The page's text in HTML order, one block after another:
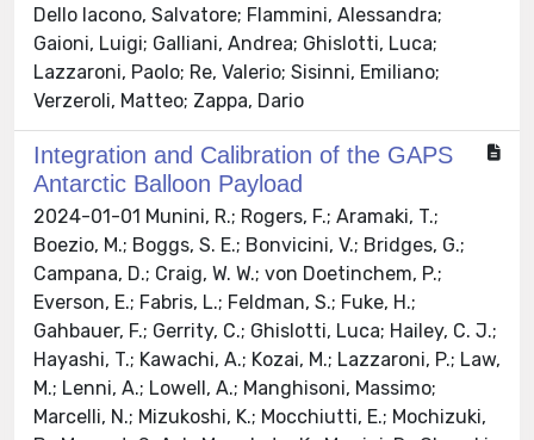
Dello Iacono, Salvatore; Flammini, Alessandra;
Gaioni, Luigi; Galliani, Andrea; Ghislotti, Luca;
Lazzaroni, Paolo; Re, Valerio; Sisinni, Emiliano;
Verzeroli, Matteo; Zappa, Dario
Integration and Calibration of the GAPS
Antarctic Balloon Payload
2024-01-01 Munini, R.; Rogers, F.; Aramaki, T.;
Boezio, M.; Boggs, S. E.; Bonvicini, V.; Bridges, G.;
Campana, D.; Craig, W. W.; von Doetinchem, P.;
Everson, E.; Fabris, L.; Feldman, S.; Fuke, H.;
Gahbauer, F.; Gerrity, C.; Ghislotti, Luca; Hailey, C. J.;
Hayashi, T.; Kawachi, A.; Kozai, M.; Lazzaroni, P.; Law,
M.; Lenni, A.; Lowell, A.; Manghisoni, Massimo;
Marcelli, N.; Mizukoshi, K.; Mocchiutti, E.; Mochizuki,